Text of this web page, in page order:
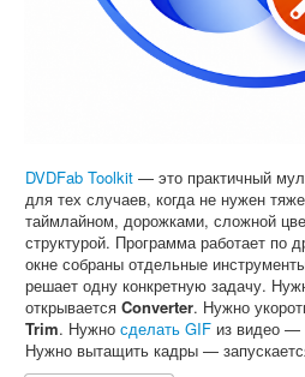
DVDFab Toolkit — это практичный
для тех случаев, когда не нужен
таймлайном, дорожками, сложной
структурой. Программа работает по
окне собраны отдельные
решает одну конкретную задачу.
открывается Converter. Нужно
Trim. Нужно сделать GIF из видео —
Нужно вытащить кадры —